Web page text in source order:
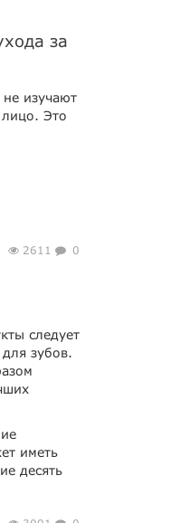
за
изучают
Это
2611 0
следует
зубов.
иметь
десять